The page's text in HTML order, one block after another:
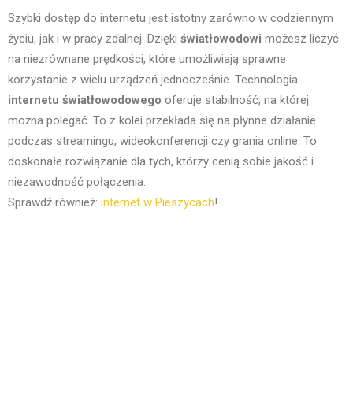
Szybki dostęp do internetu jest istotny zarówno w codziennym
życiu, jak i w pracy zdalnej. Dzięki światłowodowi możesz liczyć
na niezrównane prędkości, które umożliwiają sprawne
korzystanie z wielu urządzeń jednocześnie. Technologia
internetu światłowodowego oferuje stabilność, na której
można polegać. To z kolei przekłada się na płynne działanie
podczas streamingu, wideokonferencji czy grania online. To
doskonałe rozwiązanie dla tych, którzy cenią sobie jakość i
niezawodność połączenia.
Sprawdź również: internet w Pieszycach!